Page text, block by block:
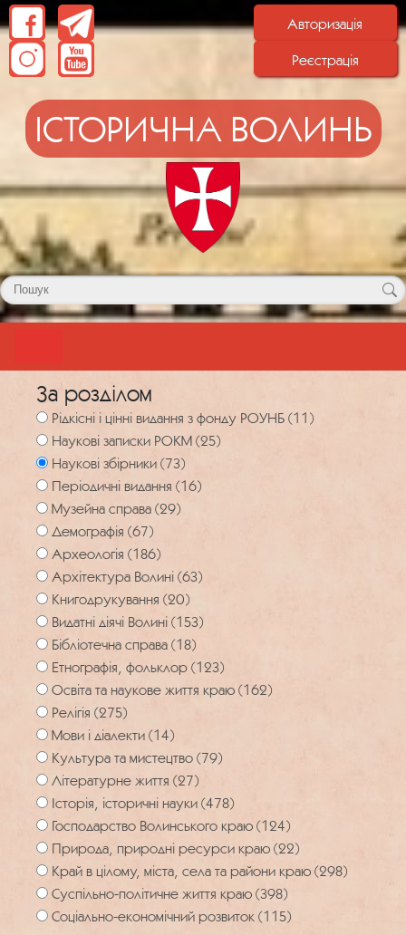
Авторизація
Реєстрація
ІСТОРИЧНА ВОЛИНЬ
За розділом
Рідкісні і цінні видання з фонду РОУНБ (11)
Наукові записки РОКМ (25)
Наукові збірники (73)
Періодичні видання (16)
Музейна справа (29)
Демографія (67)
Археологія (186)
Архітектура Волині (63)
Книгодрукування (20)
Видатні діячі Волині (153)
Бібліотечна справа (18)
Етнографія, фольклор (123)
Освіта та наукове життя краю (162)
Релігія (275)
Мови і діалекти (14)
Культура та мистецтво (79)
Літературне життя (27)
Історія, історичні науки (478)
Господарство Волинського краю (124)
Природа, природні ресурси краю (22)
Край в цілому, міста, села та райони краю (298)
Суспільно-політичне життя краю (398)
Соціально-економічний розвиток (115)